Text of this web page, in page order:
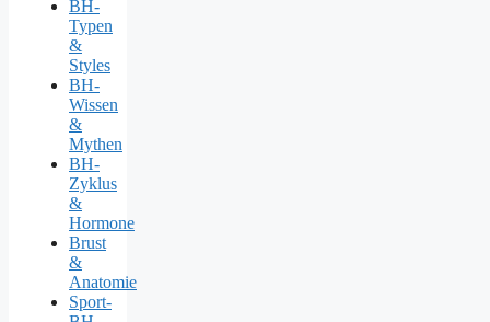
BH-
Typen
&
Styles
BH-
Wissen
&
Mythen
BH-
Zyklus
&
Hormone
Brust
&
Anatomie
Sport-